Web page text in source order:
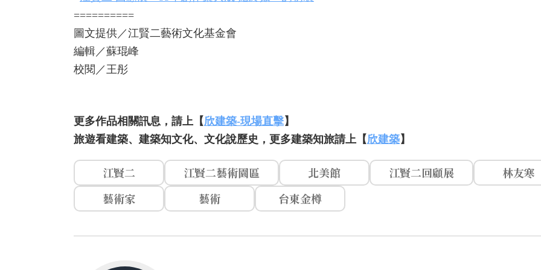
==========
圖文提供／江賢二藝術文化基金會
編輯／蘇琨峰
校閱／王彤
更多作品相關訊息，請上【欣建築-現場直擊】
旅遊看建築、建築知文化、文化說歷史，更多建築知旅請上【欣建築】
江賢二 江賢二藝術園區 北美館 江賢二回顧展
林友寒
藝術家
藝術 台東金樽